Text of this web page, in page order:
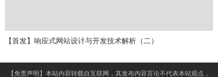
【首发】响应式网站设计与开发技术解析（二）
【免责声明】本站内容转载自互联网，其发布内容言论不代表本站观点，